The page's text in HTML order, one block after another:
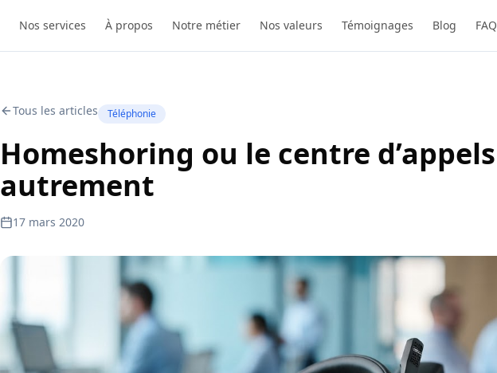
Nos services À propos Notre métier Nos valeurs Témoignages Blog FAQ
Tous les articles Téléphonie
Homeshoring ou le centre d’appels
autrement
17 mars 2020